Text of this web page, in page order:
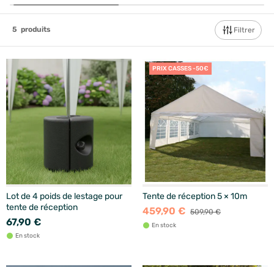
5 produits Filtrer
Lot de 4 poids de lestage pour
tente de réception
67,90 €
En stock
PRIX CASSES -50€
Tente de réception 5 × 10m
459,90 € 509,90 €
En stock